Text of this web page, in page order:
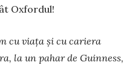
Ox­fordul!
cu viața și cu cariera
la un pa­har de Guinness,